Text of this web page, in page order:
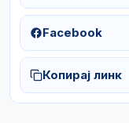
Facebook
Копирај линк